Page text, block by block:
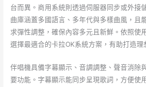
台而異。商用系統則透過伺服器同步或外接
曲庫涵蓋多國語言、多年代與多樣曲風，且
求彈性調整，確保內容多元且新鮮。依照使
選擇最適合的卡拉OK系統方案，有助打造理
伴唱機具備字幕顯示、音調調整、聲音消除
要功能。字幕顯示能同步呈現歌詞，方便使